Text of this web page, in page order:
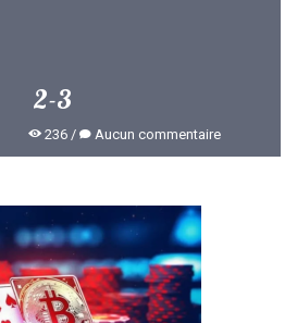
2-3
236 Aucun commentaire